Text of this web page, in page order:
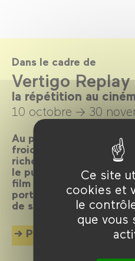
Ce site
cookies et
le
que vous
Dans le cadre de
Vertigo Replay
la répétition au
10 octobre → 30
Au point de départ ?
froides d'Alfred
richesse inépuisable
le public et d'inspirer
film somme sur la
porte d'entrée rêvée
de style réjouissante.
Plus d'info